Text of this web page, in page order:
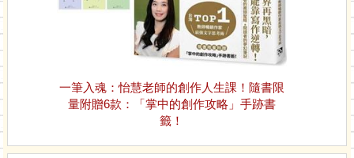
一筆入魂：怡慧老師的創作人生課！隨書限
量附贈6款：「掌中的創作攻略」手跡書
籤！